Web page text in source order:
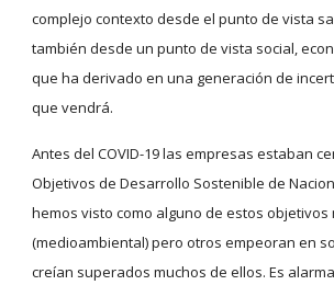
complejo contexto desde el punto de vista
también desde un punto de vista social,
que ha derivado en una generación de
que vendrá.
Antes del COVID-19 las empresas estaban
Objetivos de Desarrollo Sostenible de
hemos visto como alguno de estos objetivos
(medioambiental) pero otros empeoran en
creían superados muchos de ellos. Es